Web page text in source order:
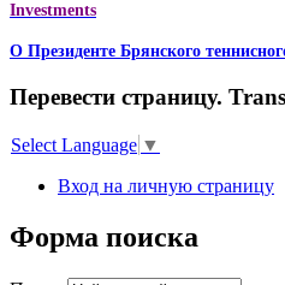
Investments
О Президенте Брянского
Перевести страницу.
Select Language ▼
Вход на личную страницу
Форма поиска